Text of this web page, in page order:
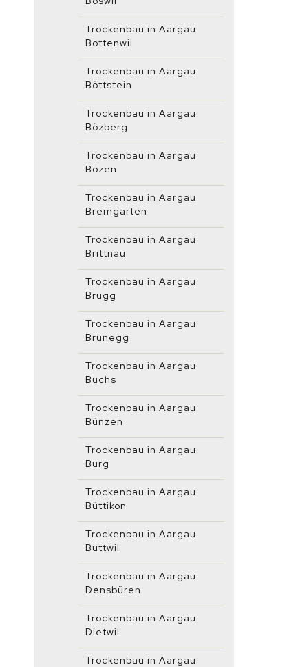
Trockenbau in Aargau
Bottenwil
Trockenbau in Aargau
Böttstein
Trockenbau in Aargau
Bözberg
Trockenbau in Aargau
Bözen
Trockenbau in Aargau
Bremgarten
Trockenbau in Aargau
Brittnau
Trockenbau in Aargau
Brugg
Trockenbau in Aargau
Brunegg
Trockenbau in Aargau
Buchs
Trockenbau in Aargau
Bünzen
Trockenbau in Aargau
Burg
Trockenbau in Aargau
Büttikon
Trockenbau in Aargau
Buttwil
Trockenbau in Aargau
Densbüren
Trockenbau in Aargau
Dietwil
Trockenbau in Aargau